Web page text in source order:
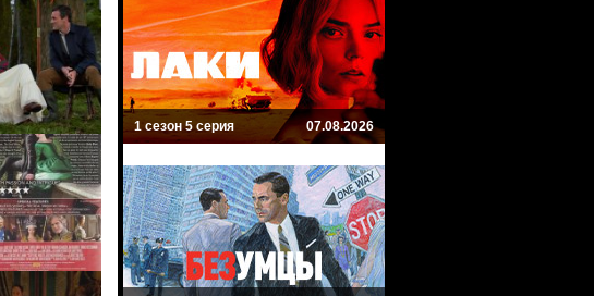
1 сезон 5 серия 07.08.2026